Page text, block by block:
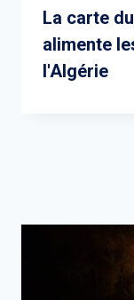
La carte
alimente
l'Algérie